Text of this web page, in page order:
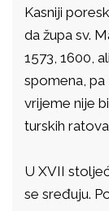
Kasniji
da župa sv.
1573, 1600,
spomena,
vrijeme nije
turskih
U XVII
se sređuju.